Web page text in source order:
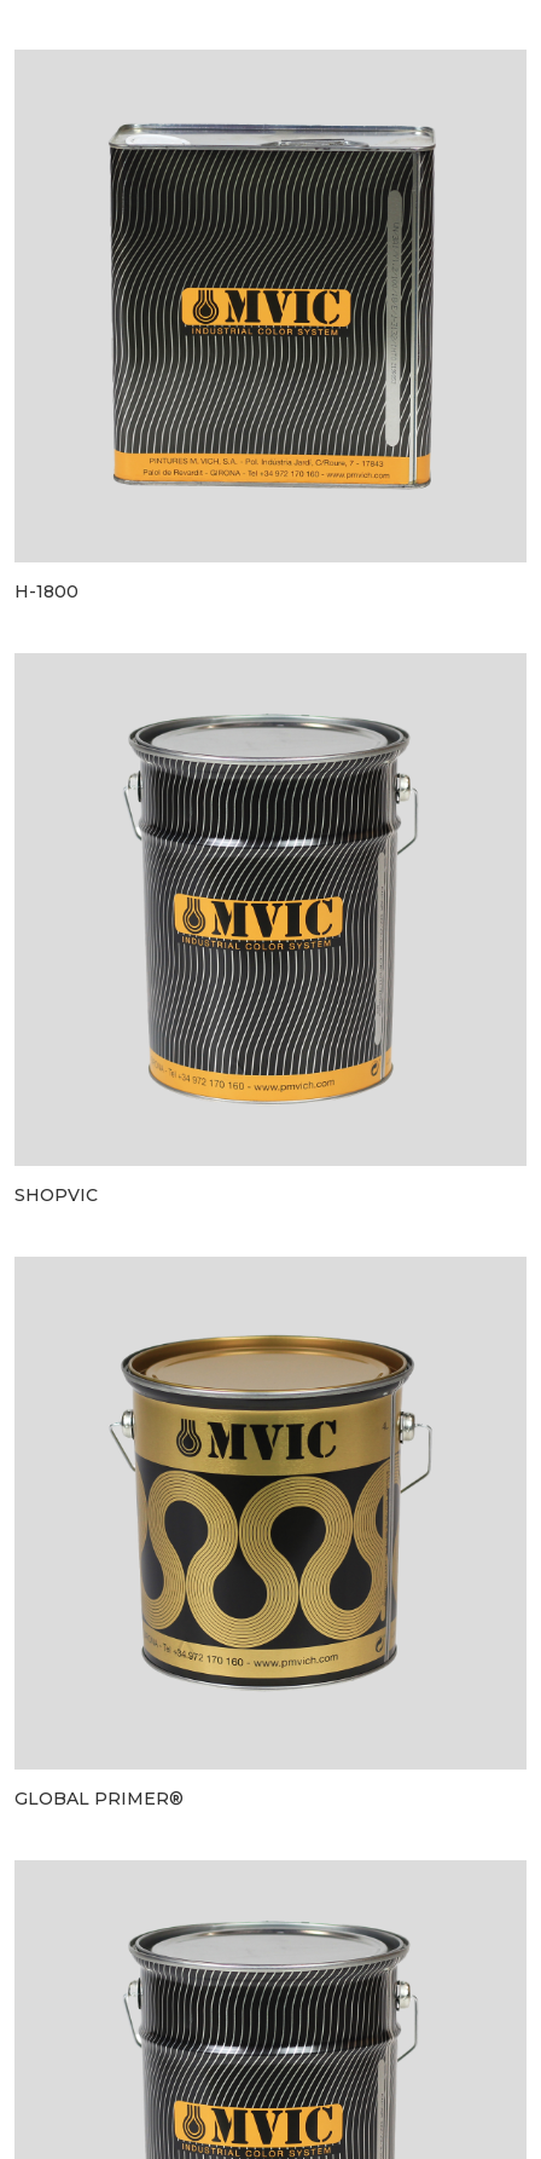
H-1800
SHOPVIC
GLOBAL PRIMER®